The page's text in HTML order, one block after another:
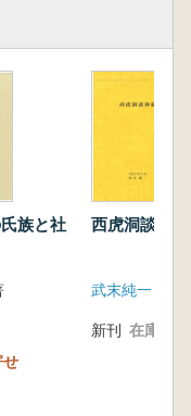
族と社
せ
西虎洞談林録
武末純一
新刊 在庫なし